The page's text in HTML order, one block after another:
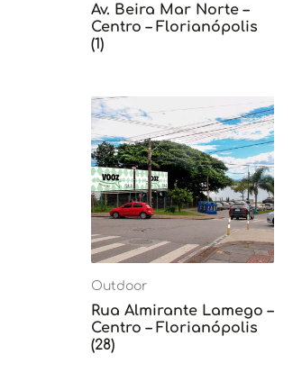
Av. Beira Mar Norte –
Centro – Florianópolis
(1)
Outdoor
Rua Almirante Lamego –
Centro – Florianópolis
(28)